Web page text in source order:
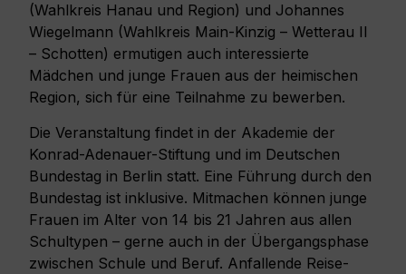
(Wahlkreis Hanau und Region) und Johannes
Wiegelmann (Wahlkreis Main-Kinzig – Wetterau II
– Schotten) ermutigen auch interessierte
Mädchen und junge Frauen aus der heimischen
Region, sich für eine Teilnahme zu bewerben.
Die Veranstaltung findet in der Akademie der
Konrad-Adenauer-Stiftung und im Deutschen
Bundestag in Berlin statt. Eine Führung durch den
Bundestag ist inklusive. Mitmachen können junge
Frauen im Alter von 14 bis 21 Jahren aus allen
Schultypen – gerne auch in der Übergangsphase
zwischen Schule und Beruf. Anfallende Reise-